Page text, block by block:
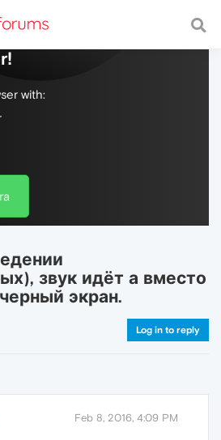
web, with a fast and
with:
звук идёт а вместо
экран.
Log in to reply
Feb 8, 2016, 4:09 PM